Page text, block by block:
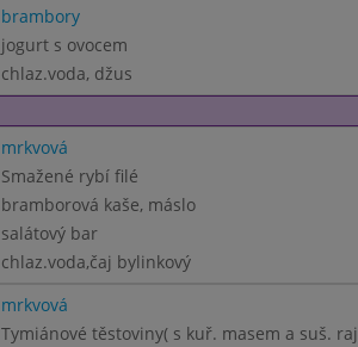
brambory
jogurt s ovocem
chlaz.voda, džus
mrkvová
Smažené rybí filé
bramborová kaše, máslo
salátový bar
chlaz.voda,čaj bylinkový
mrkvová
Tymiánové těstoviny( s kuř. masem a suš.